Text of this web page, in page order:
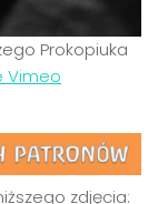
Prokopiuka
Vimeo
zdjęcia: